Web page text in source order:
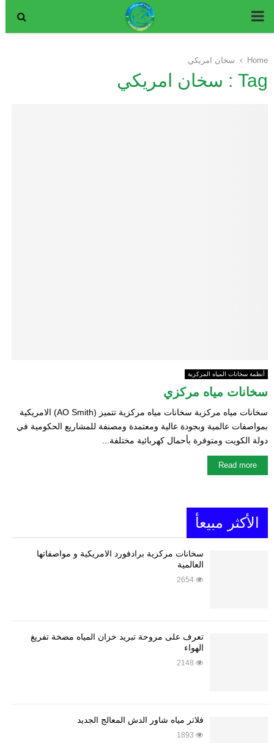
P
I
Home سخان امريكي
Tag : سخان امريكي
أنظمة سخانات المياه المركزية
سخانات مياه مركزي
سخانات مياه مركزية سخانات مياه مركزية تتميز (AO Smith) الامريكية
بمواصفات عالمية وبجودة عالية ومعتمدة ومصنفة للمشاريع الحكومية في
دولة الكويت ومتوفرة بأحمال كهربائية مختلفة...
Read more
الأكثر مبيعأ
سخانات مركزية برادفورد الامريكية و مواصفاتها
العالمية
2654
تعرف على مروحة تبريد خزان المياه مضخة تفريغ
الهواء
2148
فلاتر مياه شاور الدش المعالج الجديد
1893